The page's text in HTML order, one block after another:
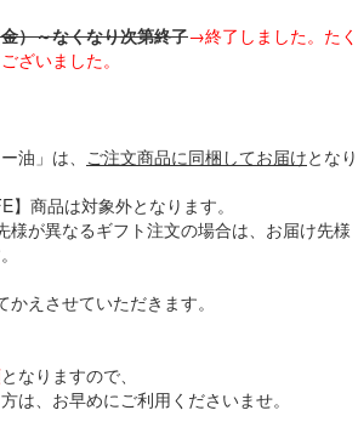
）～なくなり次第終了→終了しました。たく
ざいました。
油」は、 ご注文商品に同梱してお届けとなり
商品は対象外となります。
が異なるギフト注文の場合は、お届け先様
えさせていただきます。
となりますので、
は、お早めにご利用くださいませ。